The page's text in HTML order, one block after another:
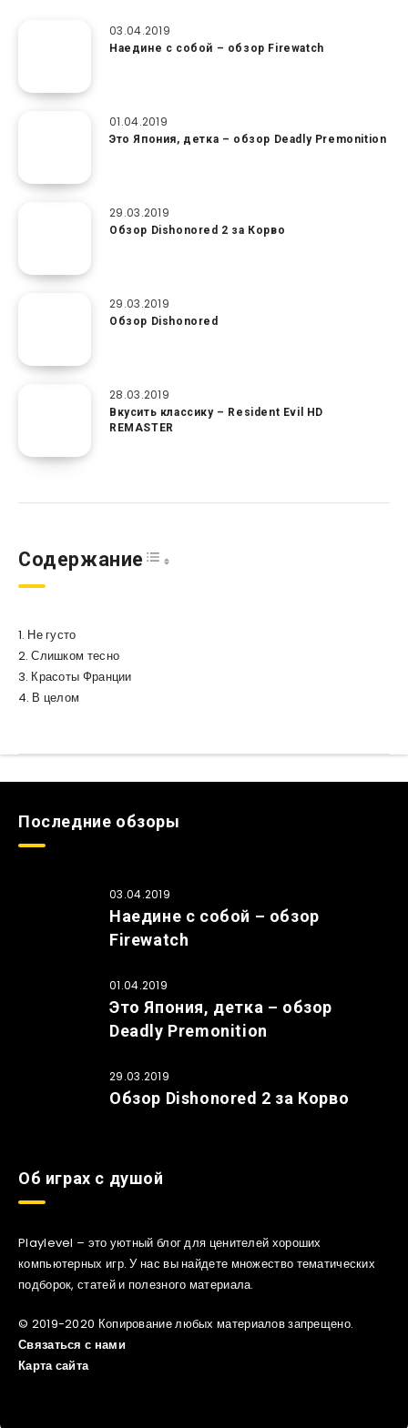
03.04.2019
Наедине с собой – обзор Firewatch
01.04.2019
Это Япония, детка – обзор Deadly Premonition
29.03.2019
Обзор Dishonored 2 за Корво
29.03.2019
Обзор Dishonored
28.03.2019
Вкусить классику – Resident Evil HD
REMASTER
Содержание Toggle Table of Content
Не густо
Слишком тесно
Красоты Франции
В целом
Последние обзоры
03.04.2019
Наедине с собой – обзор
Firewatch
01.04.2019
Это Япония, детка – обзор
Deadly Premonition
29.03.2019
Обзор Dishonored 2 за Корво
Об играх с душой
Playlevel – это уютный блог для ценителей хороших
компьютерных игр. У нас вы найдете множество тематических
подборок, статей и полезного материала.
© 2019-2020 Копирование любых материалов запрещено.
Связаться с нами
Карта сайта